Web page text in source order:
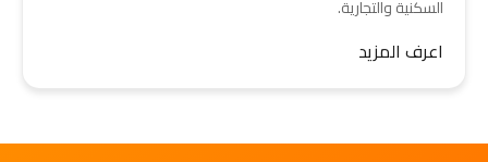
السكنية والتجارية.
اعرف المزيد